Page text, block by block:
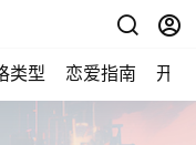
类型 恋爱指南 开始